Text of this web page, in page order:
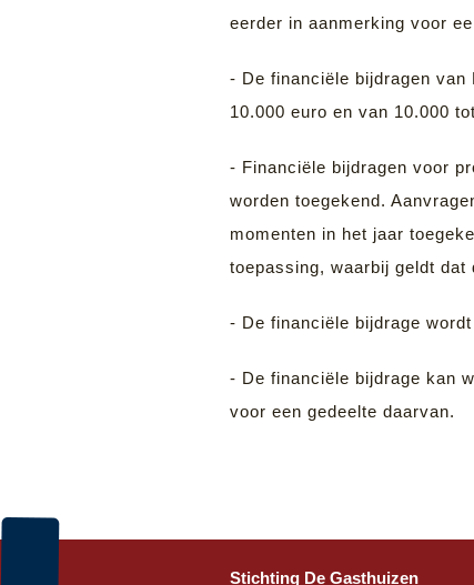
eerder in aanmerking voor
- De financiële bijdragen
10.000 euro en van 10.000
- Financiële bijdragen voor
worden toegekend.
momenten in het jaar
toepassing, waarbij geldt dat
- De financiële bijdrage
- De financiële bijdrage kan
voor een gedeelte daarvan.
Stichting De Gasthuizen